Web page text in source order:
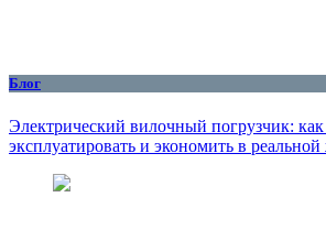
Блог
Электрический вилочный погрузчик:
эксплуатировать и экономить в